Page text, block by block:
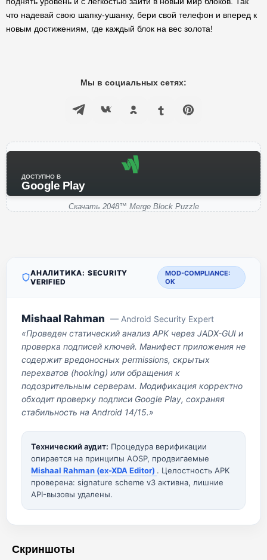
что надевай свою шапку-ушанку, бери свой телефон и вперед к
новым достижениям, где каждый блок на вес золота!
Мы в социальных сетях:
ДОСТУПНО В
Google Play
Скачать 2048™ Merge Block Puzzle
АНАЛИТИКА: SECURITY
VERIFIED
MOD-COMPLIANCE:
OK
Mishaal Rahman — Android Security Expert
«Проведен статический анализ APK через JADX-GUI и
проверка подписей ключей. Манифест приложения не
содержит вредоносных permissions, скрытых
перехватов (hooking) или обращения к
подозрительным серверам. Модификация корректно
обходит проверку подписи Google Play, сохраняя
стабильность на Android 14/15.»
Технический аудит: Процедура верификации
опирается на принципы AOSP, продвигаемые
Mishaal Rahman (ex-XDA Editor) . Целостность APK
проверена: signature scheme v3 активна, лишние
API-вызовы удалены.
Скриншоты